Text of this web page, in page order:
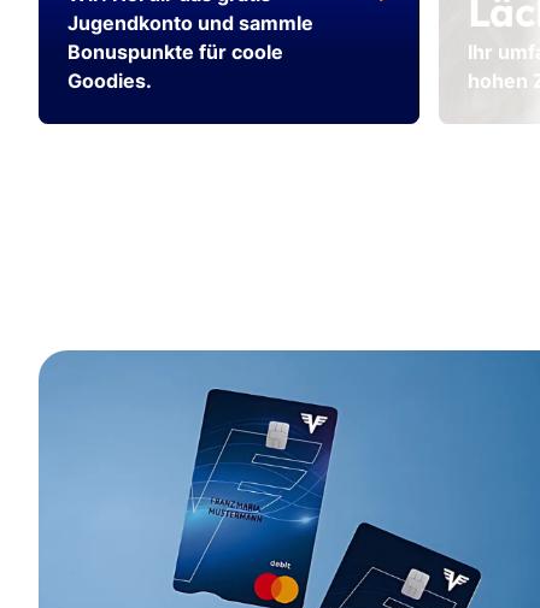
Jugendkonto und sammle
Bonuspunkte für coole
Goodies.
Ihr
hohen